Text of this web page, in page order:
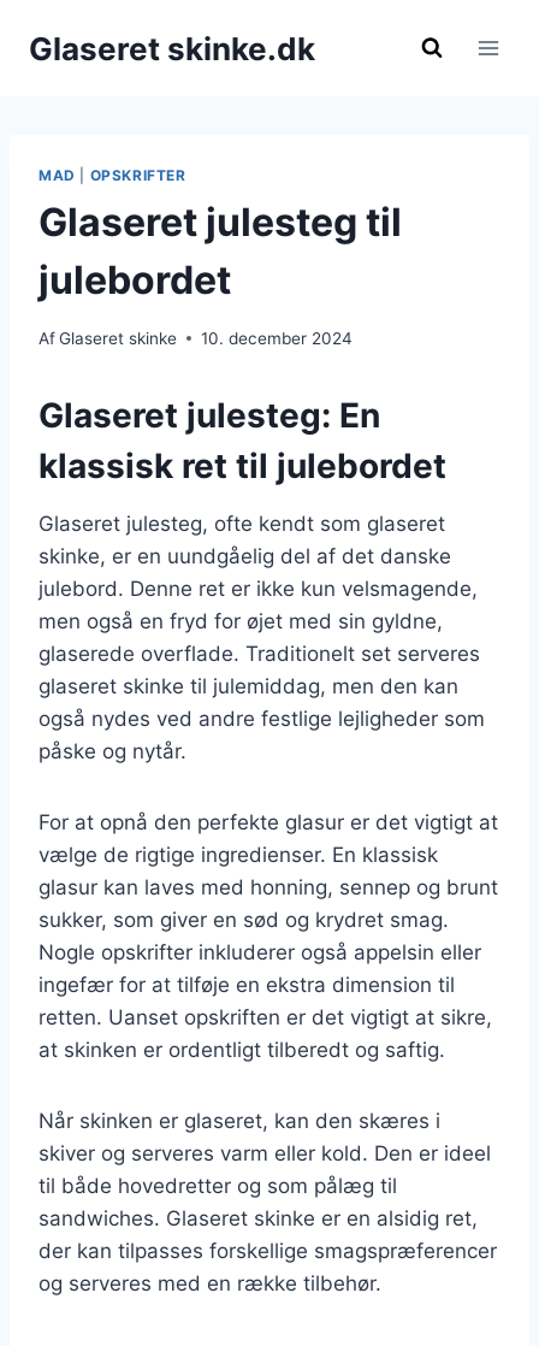
Glaseret skinke.dk
MAD OPSKRIFTER
Glaseret julesteg til
julebordet
AfGlaseret skinke 10. december 2024
Glaseret julesteg: En
klassisk ret til julebordet
Glaseret julesteg, ofte kendt som glaseret
skinke, er en uundgåelig del af det danske
julebord. Denne ret er ikke kun velsmagende,
men også en fryd for øjet med sin gyldne,
glaserede overflade. Traditionelt set serveres
glaseret skinke til julemiddag, men den kan
også nydes ved andre festlige lejligheder som
påske og nytår.
For at opnå den perfekte glasur er det vigtigt at
vælge de rigtige ingredienser. En klassisk
glasur kan laves med honning, sennep og brunt
sukker, som giver en sød og krydret smag.
Nogle opskrifter inkluderer også appelsin eller
ingefær for at tilføje en ekstra dimension til
retten. Uanset opskriften er det vigtigt at sikre,
at skinken er ordentligt tilberedt og saftig.
Når skinken er glaseret, kan den skæres i
skiver og serveres varm eller kold. Den er ideel
til både hovedretter og som pålæg til
sandwiches. Glaseret skinke er en alsidig ret,
der kan tilpasses forskellige smagspræferencer
og serveres med en række tilbehør.